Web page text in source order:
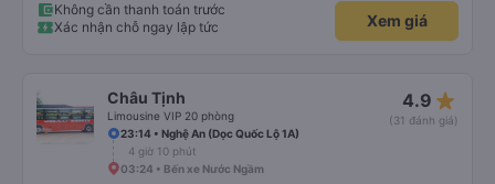
Không cần thanh toán trước
Xác nhận chỗ ngay lập tức
Xem giá
Châu Tịnh
Limousine VIP 20 phòng
4.9 star_rate
(31 đánh giá)
23:14 • Nghệ An (Dọc Quốc Lộ 1A)
4 giờ 10 phút
03:24 • Bến xe Nước Ngầm